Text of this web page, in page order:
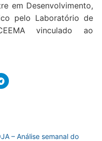
em Desenvolvimento,
pelo Laboratório de
vinculado ao
– Análise semanal do